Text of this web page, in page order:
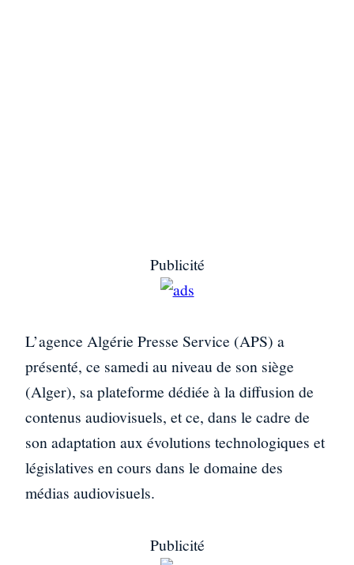
Publicité
L’agence Algérie Presse Service (APS) a
présenté, ce samedi au niveau de son siège
(Alger), sa plateforme dédiée à la diffusion de
contenus audiovisuels, et ce, dans le cadre de
son adaptation aux évolutions technologiques et
législatives en cours dans le domaine des
médias audiovisuels.
Publicité